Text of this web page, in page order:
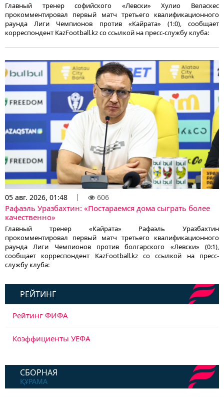
Главный тренер софийского «Левски» Хулио Веласкес
прокомментировал первый матч третьего квалификационного
раунда Лиги Чемпионов против «Кайрата» (1:0), сообщает
корреспондент KazFootball.kz со ссылкой на пресс-службу клуба:
05 авг. 2026, 01:48 606
Рафаэль Уразбахтин: «Постараемся дома сыграть более
качественно»
Главный тренер «Кайрата» Рафаэль Уразбахтин
прокомментировал первый матч третьего квалификационного
раунда Лиги Чемпионов против болгарского «Левски» (0:1),
сообщает корреспондент KazFootball.kz со ссылкой на пресс-
службу клуба:
РЕЙТИНГ
Рейтинг ФИФА
Коэффициенты УЕФА
СБОРНАЯ
ҚҰРАМА